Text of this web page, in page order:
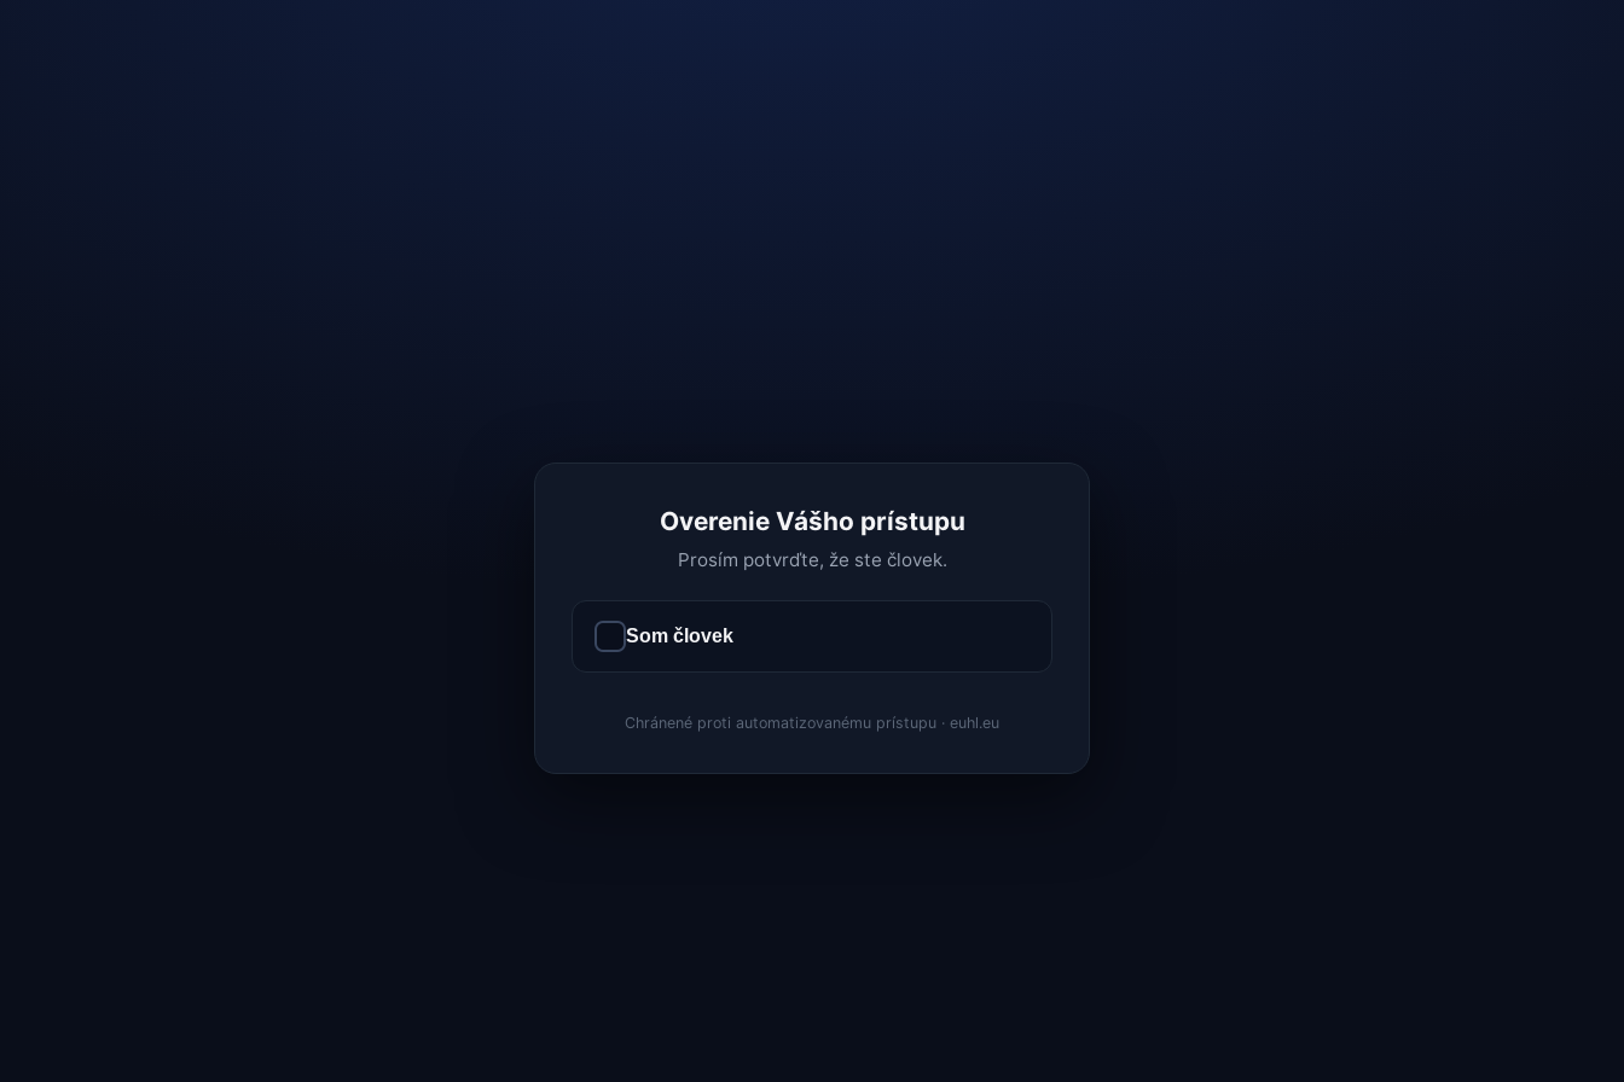
Overenie Vášho prístupu
Prosím potvrďte, že ste človek.
Som človek
Chránené proti automatizovanému prístupu · euhl.eu